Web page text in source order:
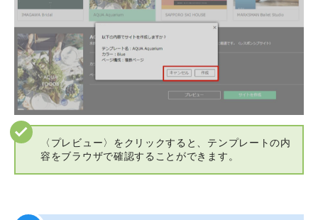
〈プレビュー〉をクリックすると、テンプレートの内
容をブラウザで確認することができます。